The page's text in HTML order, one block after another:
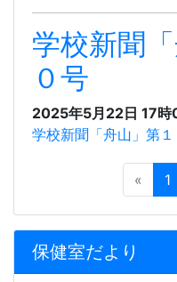
学校新聞
０号
2025年5月22日 17時
学校新聞「舟山」第
« 1
保健室だより